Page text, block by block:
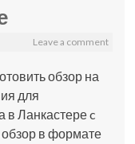
Leave a comment
обзор на
для
в Ланкастере c
в формате